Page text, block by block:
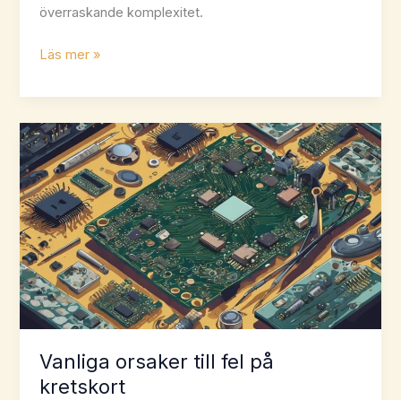
överraskande komplexitet.
Varför
uppstår
defekter
i
produktionen
av
kretskort
Läs mer »
Vanliga orsaker till fel på
kretskort